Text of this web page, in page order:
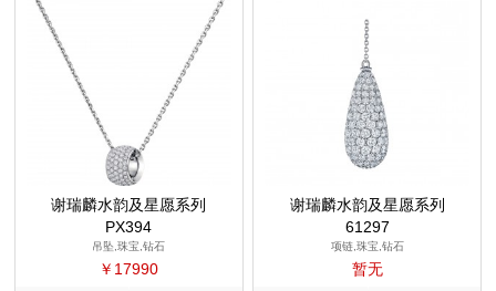
谢瑞麟水韵及星愿系列
PX394
吊坠,珠宝,钻石
￥17990
谢瑞麟水韵及星愿系列
61297
项链,珠宝,钻石
暂无